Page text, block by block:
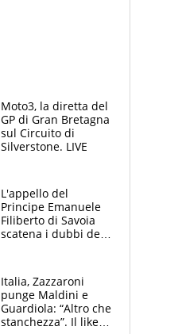
Moto3, la diretta del
GP di Gran Bretagna
sul Circuito di
Silverstone. LIVE
L'appello del
Principe Emanuele
Filiberto di Savoia
scatena i dubbi dei
Italia, Zazzaroni
punge Maldini e
Guardiola: “Altro che
stanchezza”. Il like